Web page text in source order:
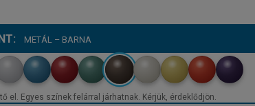
METÁL – BARNA
el. Egyes színek felárral járhatnak. Kérjük, érdeklődjön.